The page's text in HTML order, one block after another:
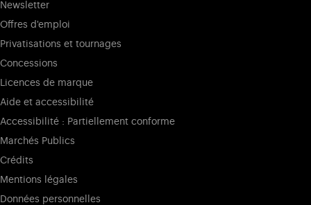
Newsletter
Offres d'emploi
Privatisations et tournages
Concessions
Licences de marque
Aide et accessibilité
Accessibilité : Partiellement conforme
Marchés Publics
Crédits
Mentions légales
Données personnelles